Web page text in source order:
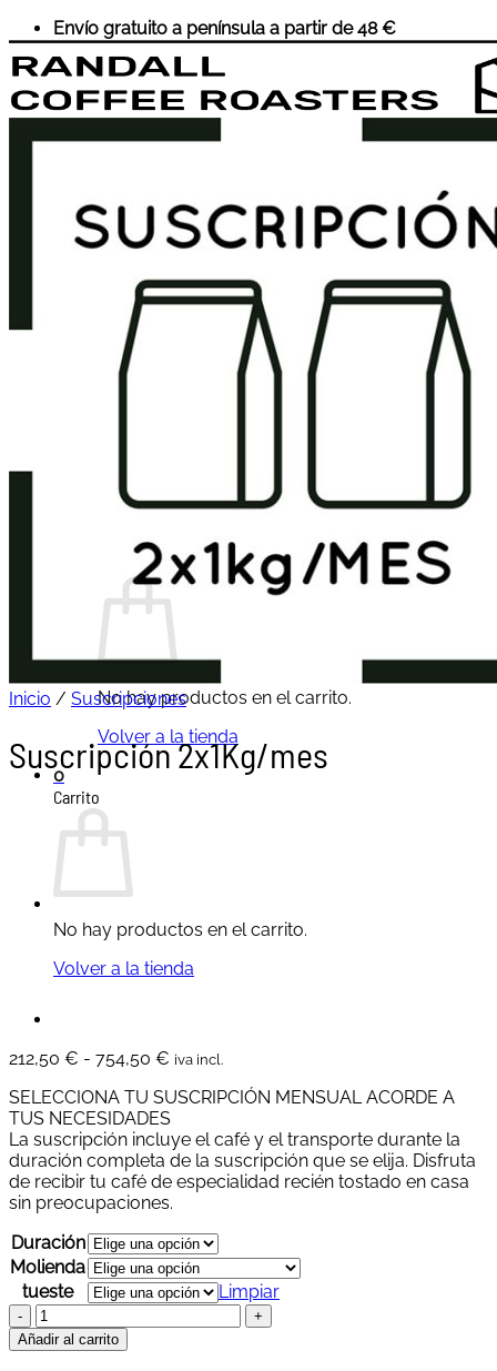
Saltar
al
contenido
Envío gratuito a península a partir de 48 €
Suscripciones
Accesorios
Sobre Nosotros
Buscar
0,00€ 0
No hay productos en el carrito.
Volver a la tienda
0
Carrito
No hay productos en el carrito.
Volver a la tienda
Inicio / Suscripciones
Suscripción 2x1Kg/mes
212,50 € - 754,50 € Rango
precios:
desde
212,50 €
hasta
754,50 €
iva incl.
SELECCIONA TU SUSCRIPCIÓN MENSUAL ACORDE A
TUS NECESIDADES
La suscripción incluye el café y el transporte durante la
duración completa de la suscripción que se elija. Disfruta
de recibir tu café de especialidad recién tostado en casa
sin preocupaciones.
Duración
Molienda
tueste
Limpiar
Suscripción
2x1Kg/mes
cantidad
Añadir al carrito